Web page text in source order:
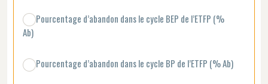
Pourcentage d’abandon dans le cycle BEP de l’ETFP (%
Ab)
Pourcentage d’abandon dans le cycle BP de l’ETFP (% Ab)